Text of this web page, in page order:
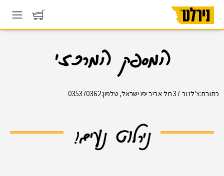
המספק המרכזי
כתובת:צ'לנוב 37 תל אביב יפו ישראל, טלפון:035370362
נירלוט נעים!